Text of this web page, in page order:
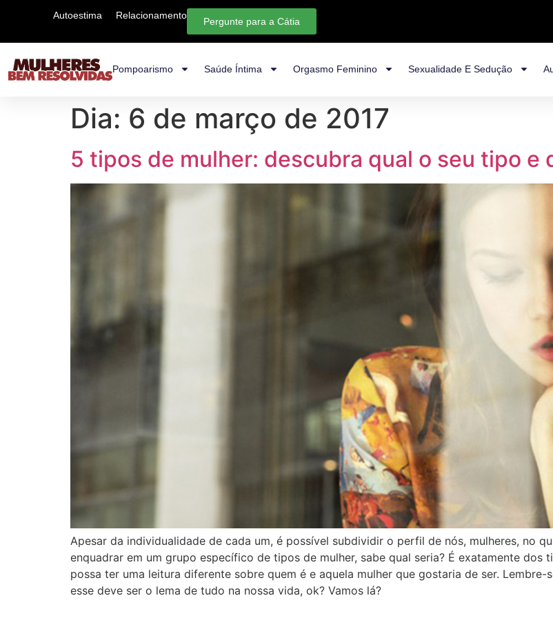
Autoestima Relacionamento
Pergunte para a Cátia
Pompoarismo Saúde Íntima Orgasmo Feminino Sexualidade E Sedução
Dia: 6 de março de 2017
5 tipos de mulher: descubra qual o seu tipo e
Apesar da individualidade de cada um, é possível subdividir o perfil de nós, mulheres, no
enquadrar em um grupo específico de tipos de mulher, sabe qual seria? É exatamente
possa ter uma leitura diferente sobre quem é e aquela mulher que gostaria de ser.
esse deve ser o lema de tudo na nossa vida, ok? Vamos lá?